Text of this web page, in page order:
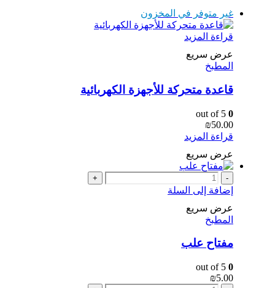
غير متوفر في المخزون
قراءة المزيد
عرض سريع
المطبخ
قاعدة متحركة للأجهزة الكهربائية
0
₪50.00
قراءة المزيد
عرض سريع
-
+
إضافة إلى السلة
عرض سريع
المطبخ
مفتاح علب
0
₪5.00